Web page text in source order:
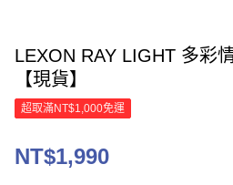
LEXON RAY LIGHT 多彩
【現貨】
超取滿NT$1,000免運
NT$1,990